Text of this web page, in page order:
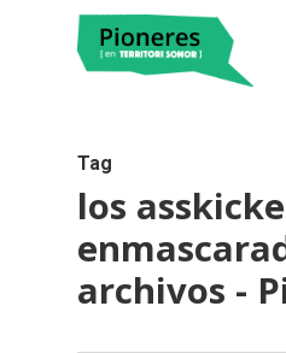
Tag
los
archivos -